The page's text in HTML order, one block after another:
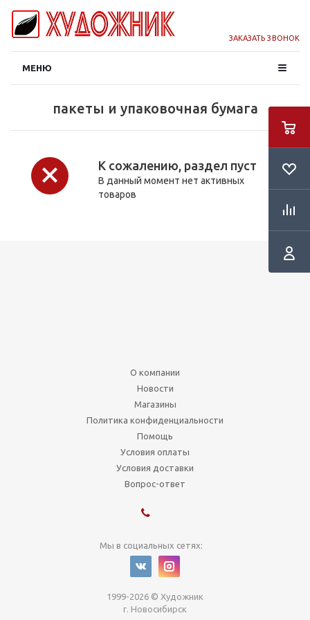
ЗАКАЗАТЬ ЗВОНОК
МЕНЮ
пакеты и упаковочная бумага
К сожалению, раздел пуст
В данный момент нет активных
товаров
О компании
Новости
Магазины
Политика конфиденциальности
Помощь
Условия оплаты
Условия доставки
Вопрос-ответ
Мы в социальных сетях:
1999-2026 © Художник
г. Новосибирск